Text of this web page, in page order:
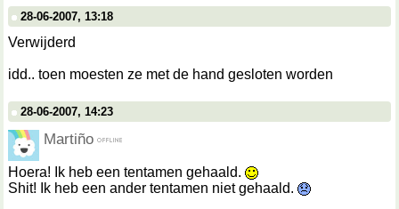
28-06-2007, 13:18
Verwijderd
idd.. toen moesten ze met de hand gesloten worden
28-06-2007, 14:23
Martiño
Hoera! Ik heb een tentamen gehaald.
Shit! Ik heb een ander tentamen niet gehaald.